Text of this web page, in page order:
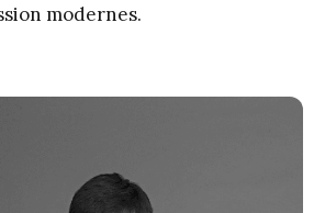
modernes.